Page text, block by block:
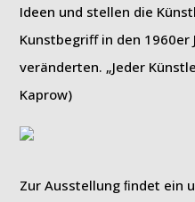
Ideen und stellen die
Kunstbegriﬀ in den 1960er
veränderten. „Jeder
Kaprow)
Zur Ausstellung ﬁndet ein